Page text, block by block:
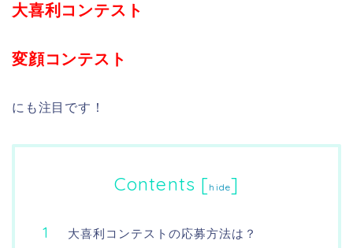
大喜利コンテスト
変顔コンテスト
にも注目です！
Contents [hide]
大喜利コンテストの応募方法は？